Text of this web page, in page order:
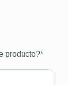
producto?*